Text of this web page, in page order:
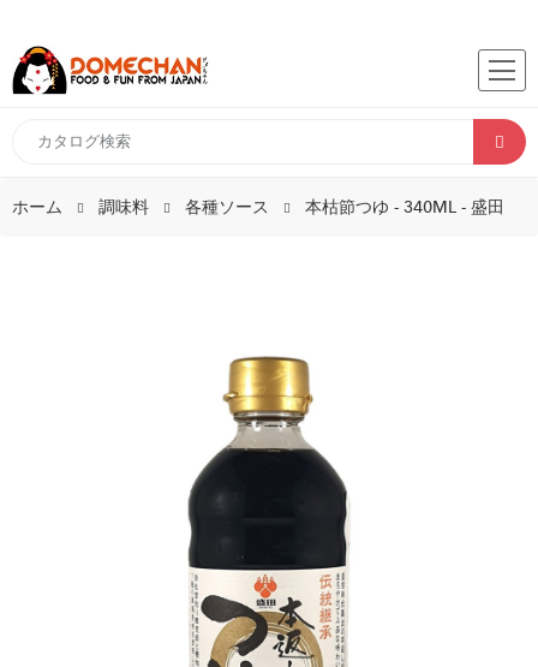
ホーム 調味料 各種ソース 本枯節つゆ - 340ML - 盛田